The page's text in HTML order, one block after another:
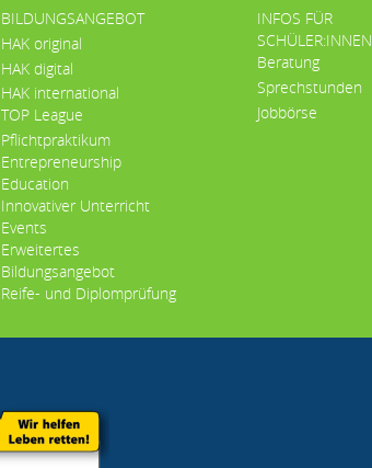
BILDUNGSANGEBOT
HAK original
HAK digital
HAK international
TOP League
Pflichtpraktikum
Entrepreneurship
Education
Innovativer Unterricht
Events
Erweitertes
Bildungsangebot
Reife- und Diplomprüfung
INFOS FÜR
SCHÜLER:INNEN
Beratung
Sprechstunden
Jobbörse